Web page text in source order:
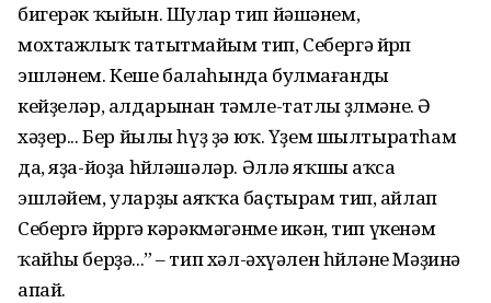
бигерәк ҡыйын. Шулар тип йәшәнем,
мохтажлыҡ татытмайым тип, Себергә йөрөп
эшләнем. Кеше балаһында булмағанды
кейҙеләр, алдарынан тәмле-татлы өҙөлмәне. Ә
хәҙер... Бер йылы һүҙ ҙә юҡ. Үҙем шылтыратһам
да, яҙа-йоҙа һөйләшәләр. Әллә яҡшы аҡса
эшләйем, уларҙы аяҡҡа баҫтырам тип, айлап
Себергә йөрөргә кәрәкмәгәнме икән, тип үкенәм
ҡайһы берҙә...” – тип хәл-әхүәлен һөйләне Мәҙинә
апай.